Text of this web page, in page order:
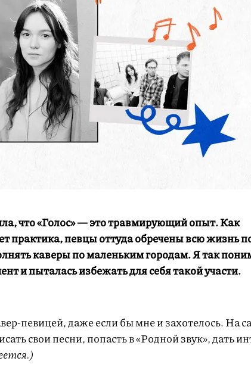
что «Голос» — это травмирующий опыт. Как
практика, певцы оттуда обречены всю жизнь
каверы по маленьким городам. Я так
и пыталась избежать для себя такой участи.
певицей, даже если бы мне и захотелось. На
свои песни, попасть в «Родной звук», дать